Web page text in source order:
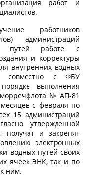
работ и
работников
администраций
путей работе с
и корректуры
внутренних водных
совместно с ФБУ
выполнения
№ АП-81
с февраля по
15 администраций
утвержденной
получат и закрепят
электронных
водных путей своих
ячеек ЭНК, так и по
ним.